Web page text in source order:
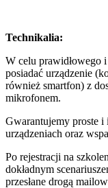
Technikalia:
W celu prawidłowego
posiadać urządzenie
również smartfon) z
mikrofonem.
Gwarantujemy proste i
urządzeniach oraz
Po rejestracji na
dokładnym
przesłane drogą